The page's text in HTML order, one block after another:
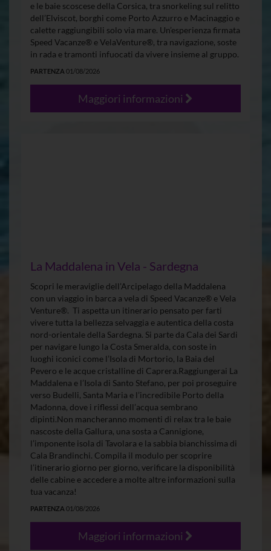
e le baie scoscese della Corsica, tra snorkeling sul relitto
dell’Elviscot, borghi come Porto Azzurro e Macinaggio e
calette raggiungibili solo via mare. Un’esperienza firmata
Speed Vacanze® e VelaVenture®, tra navigazione, soste
in rada e tramonti infuocati da vivere insieme al gruppo.
PARTENZA 01/08/2026
Maggiori informazioni
La Maddalena in Vela - Sardegna
Scopri le meraviglie dell’Arcipelago della Maddalena
con un viaggio in barca a vela di Speed Vacanze® e Vela
Venture®. Ti aspetta un itinerario pensato per farti
vivere tutta la bellezza selvaggia e autentica della costa
nord-orientale della Sardegna. Si parte da Cala dei Sardi
per navigare lungo la Costa Smeralda, con soste in
luoghi iconici come l’Isola di Mortorio, la Baia del
Pevero e le acque cristalline di Caprera.Raggiungerai La
Maddalena e l’Isola di Santo Stefano, per poi proseguire
verso Budelli, Santa Maria e l’incredibile Porto della
Madonna, dove i riflessi dell’acqua sembrano
dipinti.Non mancheranno momenti di relax tra le baie
nascoste della Gallura, una sosta a Cannigione,
l’imponente isola di Tavolara e la sabbia bianchissima di
Cala Brandinchi. Compila il modulo per scoprire
l’itinerario giorno per giorno, verificare la disponibilità
delle cabine e accedere a molte altre informazioni sulla
tua vacanza!
PARTENZA 01/08/2026
Maggiori informazioni